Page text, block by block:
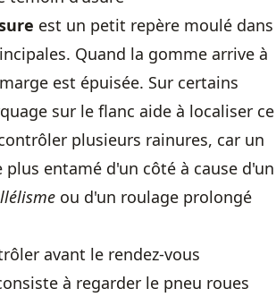
est un petit repère moulé dans
Quand la gomme arrive à
est épuisée. Sur certains
sur le flanc aide à localiser ce
plusieurs rainures, car un
entamé d'un côté à cause d'un
ou d'un roulage prolongé
avant le rendez-vous
à regarder le pneu roues